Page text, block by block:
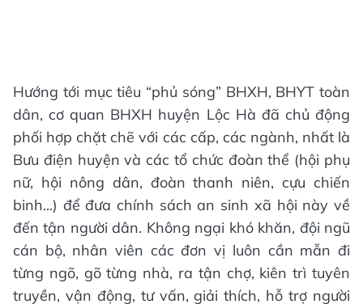
Hướng tới mục tiêu “phủ sóng” BHXH, BHYT toàn
dân, cơ quan BHXH huyện Lộc Hà đã chủ động
phối hợp chặt chẽ với các cấp, các ngành, nhất là
Bưu điện huyện và các tổ chức đoàn thể (hội phụ
nữ, hội nông dân, đoàn thanh niên, cựu chiến
binh...) để đưa chính sách an sinh xã hội này về
đến tận người dân. Không ngại khó khăn, đội ngũ
cán bộ, nhân viên các đơn vị luôn cần mẫn đi
từng ngõ, gõ từng nhà, ra tận chợ, kiên trì tuyên
truyền, vận động, tư vấn, giải thích, hỗ trợ người